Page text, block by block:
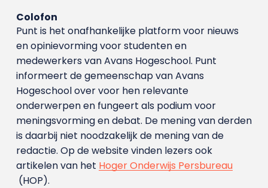
Colofon
Punt is het onafhankelijke platform voor nieuws
en opinievorming voor studenten en
medewerkers van Avans Hoge­school. Punt
informeert de gemeenschap van Avans
Hogeschool over voor hen relevante
onderwerpen en fungeert als podium voor
meningsvorming en debat. De mening van derden
is daarbij niet noodzakelijk de mening van de
redactie. Op de website vinden lezers ook
artikelen van het Hoger Onderwijs Persbureau
(HOP).